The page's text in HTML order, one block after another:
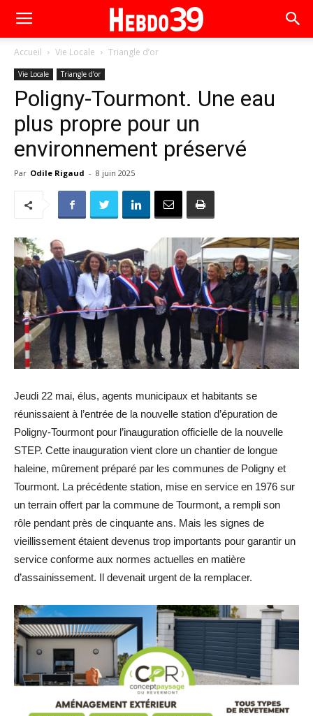
Accueil Vie Locale Triangle d’or
Vie Locale Triangle d’or
Poligny-Tourmont. Une eau
plus propre pour un
environnement préservé
Par Odile Rigaud - 8 juin 2025
Jeudi 22 mai, élus, agents municipaux et habitants se
réunissaient à l’entrée de la nouvelle station d’épuration de
Poligny-Tourmont pour l’inauguration officielle de la nouvelle
STEP. Cette inauguration vient clore un chantier de longue
haleine, mûrement préparé par les communes de Poligny et
Tourmont. La précédente station, mise en service en 1976 sur
un terrain offert par la commune de Tourmont, a rempli son
rôle pendant près de cinquante ans. Mais les signes de
vieillissement étaient devenus trop importants pour garantir un
service conforme aux normes actuelles en matière
d’assainissement. Il devenait urgent de la remplacer.